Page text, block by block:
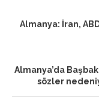
Almanya: İran,
Almanya’da
sözler